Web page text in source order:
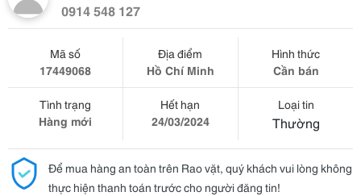
0914 548 127
Mã số
17449068
Địa điểm
Hồ Chí Minh
Hình thức
Cần bán
Tình trạng
Hàng mới
Hết hạn
24/03/2024
Loại tin
Thường
Để mua hàng an toàn trên Rao vặt, quý khách vui lòng không
thực hiện thanh toán trước cho người đăng tin!